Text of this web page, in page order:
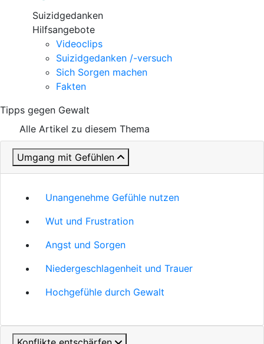
Suizidgedanken
Hilfsangebote
Videoclips
Suizidgedanken /-versuch
Sich Sorgen machen
Fakten
Tipps gegen Gewalt
Alle Artikel zu diesem Thema
Umgang mit Gefühlen
Unangenehme Gefühle nutzen
Wut und Frustration
Angst und Sorgen
Niedergeschlagenheit und Trauer
Hochgefühle durch Gewalt